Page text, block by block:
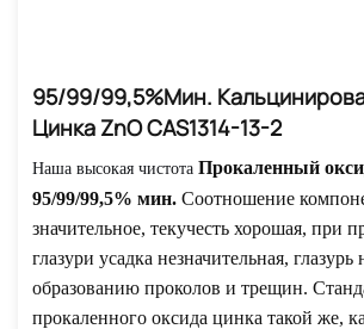
95/99/99,5%мин.
Цинка ZnO CAS1314-13-2
Наша высокая чистота Прокаленный
95/99/99,5% мин. Соотношение
значительное, текучесть хорошая, при
глазури усадка незначительная,
образованию проколов и трещин.
прокаленного оксида цинка такой же,